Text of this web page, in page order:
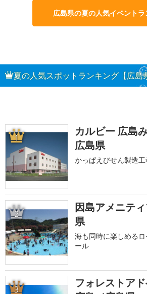
広島県の夏の人気イベント
夏の人気スポットランキング【広島
1
カルビー 広島
広島県
かっぱえびせん製造
2
因島アメニテ
県
海も同時に楽しめる
ール
3
フォレストア